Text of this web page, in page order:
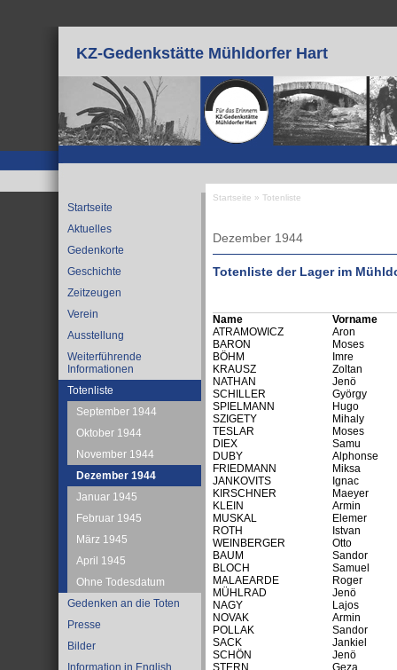
KZ-Gedenkstätte Mühldorfer Hart
Startseite
Aktuelles
Gedenkorte
Geschichte
Zeitzeugen
Verein
Ausstellung
Weiterführende
Informationen
Totenliste
September 1944
Oktober 1944
November 1944
Dezember 1944
Januar 1945
Februar 1945
März 1945
April 1945
Ohne Todesdatum
Gedenken an die Toten
Presse
Bilder
Information in English
Startseite » Totenliste
Dezember 1944
Totenliste der Lager im
Name
Vorname
ATRAMOWICZ
Aron
BARON
Moses
BÖHM
Imre
KRAUSZ
Zoltan
NATHAN
Jenö
SCHILLER
György
SPIELMANN
Hugo
SZIGETY
Mihaly
TESLAR
Moses
DIEX
Samu
DUBY
Alphonse
FRIEDMANN
Miksa
JANKOVITS
Ignac
KIRSCHNER
Maeyer
KLEIN
Armin
MUSKAL
Elemer
ROTH
Istvan
WEINBERGER
Otto
BAUM
Sandor
BLOCH
Samuel
MALAEARDE
Roger
MÜHLRAD
Jenö
NAGY
Lajos
NOVAK
Armin
POLLAK
Sandor
SACK
Jankiel
SCHÖN
Jenö